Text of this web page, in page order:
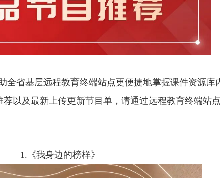
省基层远程教育终端站点更便捷地掌握课件资源库
以及最新上传更新节目单，请通过远程教育终端站
1. 《我身边的榜样》